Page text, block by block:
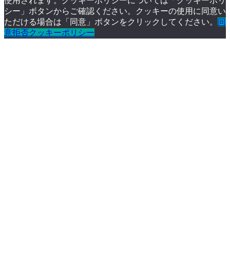
シー」ボタンからご確認ください。クッキーの使用に同意い
ただける場合は「同意」ボタンをクリックしてください。
同
意拒否クッキーポリシー